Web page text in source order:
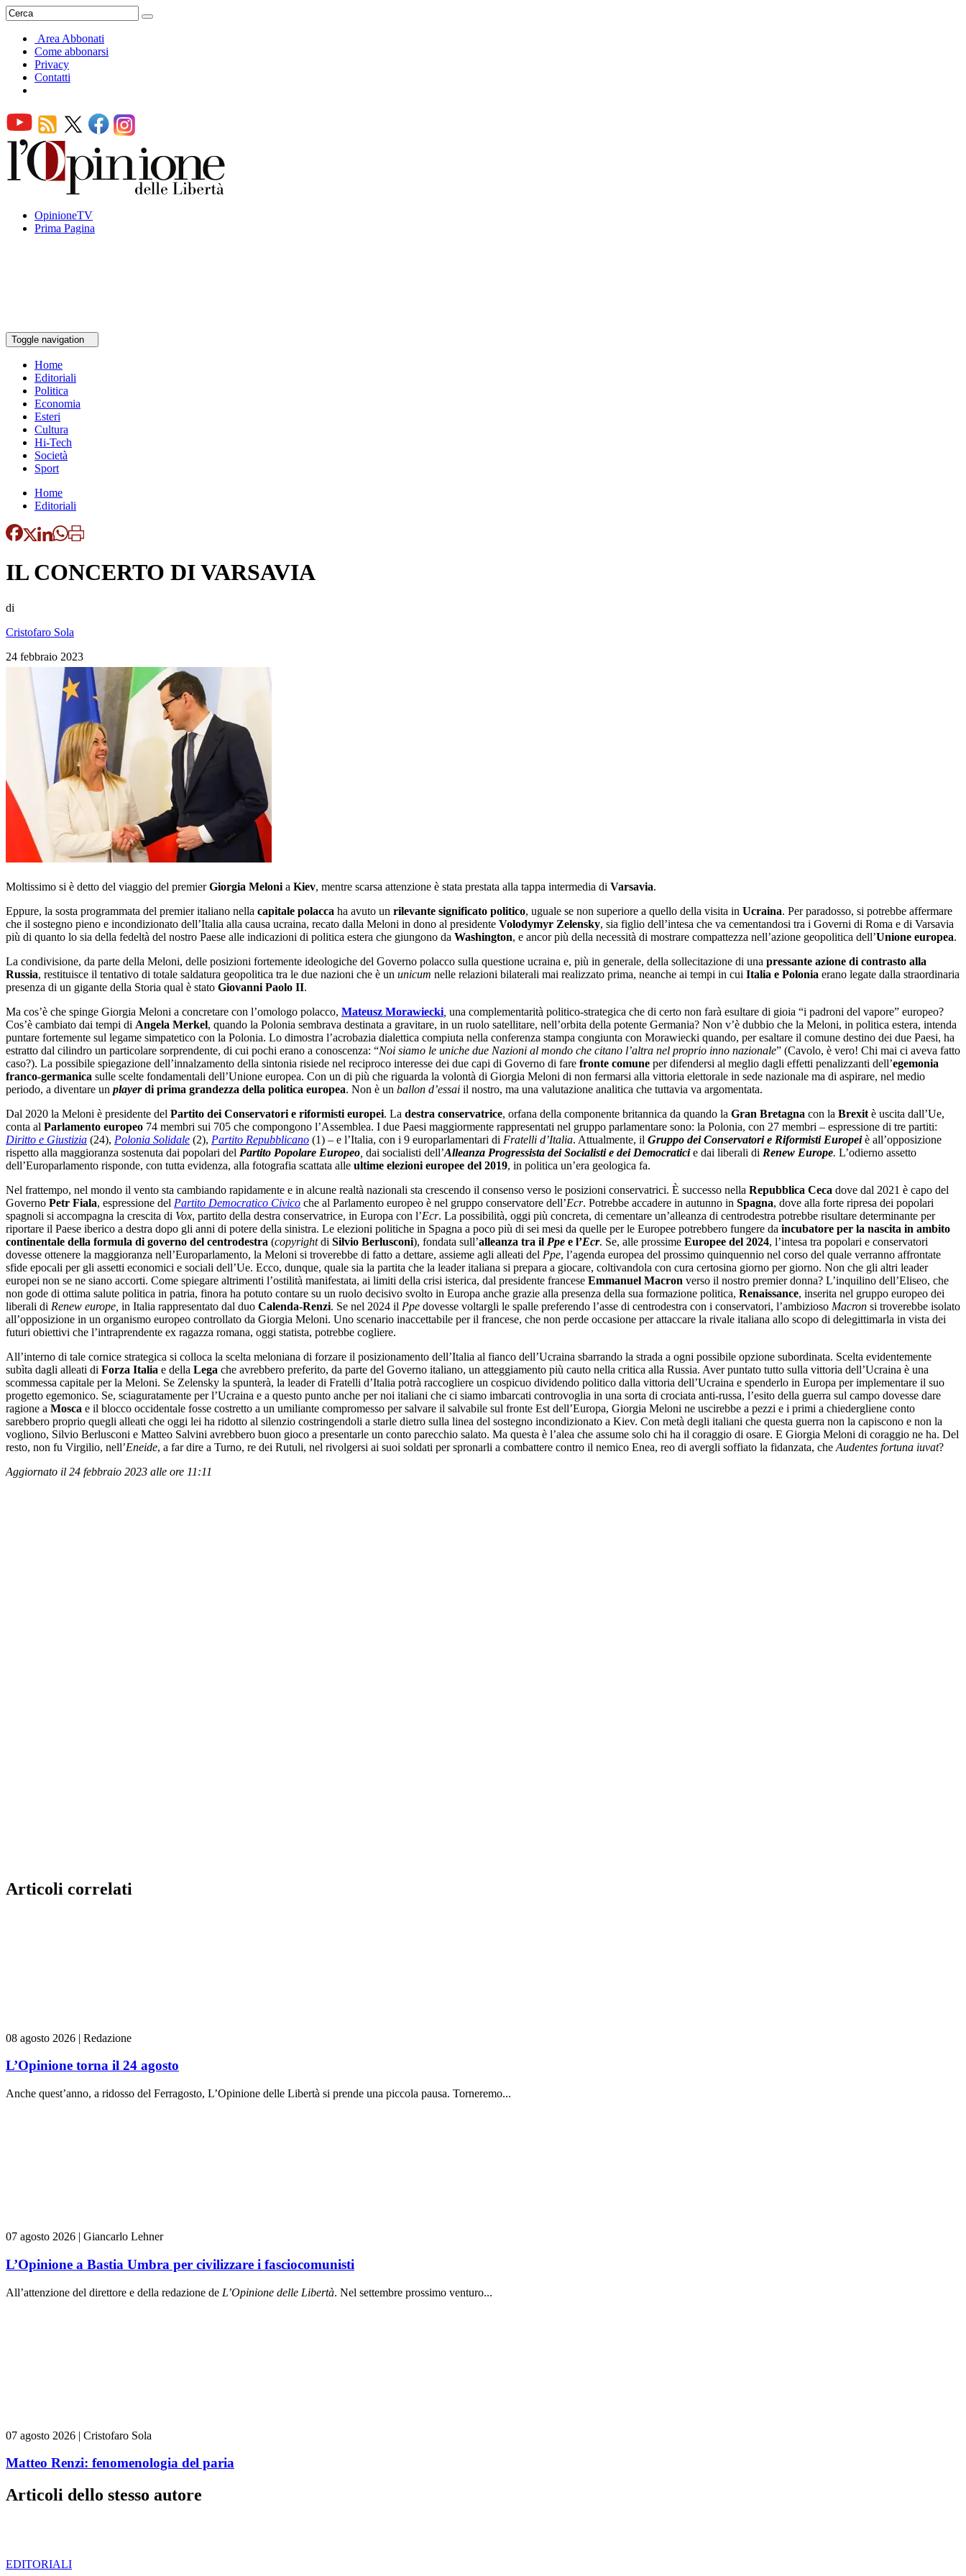
Area Abbonati
Come abbonarsi
Privacy
Contatti
OpinioneTV
Prima Pagina
Toggle navigation
Home
Editoriali
Politica
Economia
Esteri
Cultura
Hi-Tech
Società
Sport
Home
Editoriali
IL CONCERTO DI VARSAVIA
di
Cristofaro Sola
24 febbraio 2023
Moltissimo si è detto del viaggio del premierGiorgia Meloni a Kiev, mentre scarsa attenzione è stata prestata alla tappa intermedia di Varsavia.
Eppure, la sosta programmata del premier italiano nella capitale polacca ha avuto un rilevante significato politico, uguale se non superiore a quello della visita in Ucraina. Per paradosso, si potrebbe affermare
che il sostegno pieno e incondizionato dell’Italia alla causa ucraina, recato dalla Meloni in dono al presidente Volodymyr Zelensky, sia figlio dell’intesa che va cementandosi tra i Governi di Roma e di Varsavia
più di quanto lo sia della fedeltà del nostro Paese alle indicazioni di politica estera che giungono da Washington, e ancor più della necessità di mostrare compattezza nell’azione geopolitica dell’Unione europea.
La condivisione, da parte della Meloni, delle posizioni fortemente ideologiche del Governo polacco sulla questione ucraina e, più in generale, della sollecitazione di una pressante azione di contrasto alla
Russia, restituisce il tentativo di totale saldatura geopolitica tra le due nazioni che è un unicum nelle relazioni bilaterali mai realizzato prima, neanche ai tempi in cui Italia e Polonia erano legate dalla straordinaria
presenza di un gigante della Storia qual è stato Giovanni Paolo II.
Ma cos’è che spinge Giorgia Meloni a concretare con l’omologo polacco, Mateusz Morawiecki una complementarità politico-strategica che di certo non farà esultare di gioia “i padroni del vapore” europeo?
Cos’è cambiato dai tempi di Angela Merkel, quando la Polonia sembrava destinata a gravitare, in un ruolo satellitare, nell’orbita della potente Germania? Non v’è dubbio che la Meloni, in politica estera, intenda
puntare fortemente sul legame simpatetico con la Polonia. Lo dimostra l’acrobazia dialettica compiuta nella conferenza stampa congiunta con Morawiecki quando, per esaltare il comune destino dei due Paesi, ha
estratto dal cilindro un particolare sorprendente, di cui pochi erano a conoscenza: “Noi siamo le uniche due Nazioni al mondo che citano l’altra nel proprio inno nazionale” (Cavolo, è vero! Chi mai ci aveva fatto
caso?). La possibile spiegazione dell’innalzamento della sintonia risiede nel reciproco interesse dei due capi di Governo di fare fronte comune per difendersi al meglio dagli effetti penalizzanti dell’egemonia
franco-germanica sulle scelte fondamentali dell’Unione europea. Con un di più che riguarda la volontà di Giorgia Meloni di non fermarsi alla vittoria elettorale in sede nazionale ma di aspirare, nel medio
periodo, a diventare un playerdi prima grandezza della politica europea. Non è un ballon d’essai il nostro, ma una valutazione analitica che tuttavia va argomentata.
Dal 2020 la Meloni è presidente del Partito dei Conservatori e riformisti europei. La destra conservatrice, orfana della componente britannica da quando la Gran Bretagna con la Brexit è uscita dall’Ue,
conta al Parlamento europeo 74 membri sui 705 che compongono l’Assemblea. I due Paesi maggiormente rappresentati nel gruppo parlamentare sono: la Polonia, con 27 membri – espressione di tre partiti:
Diritto e Giustizia (24), Polonia Solidale (2), Partito Repubblicano (1) – e l’Italia, con i 9 europarlamentari di Fratelli d’Italia. Attualmente, il Gruppo dei Conservatori e Riformisti Europeiè all’opposizione
rispetto alla maggioranza sostenuta dai popolari del Partito Popolare Europeo dai socialisti dell’Alleanza Progressista dei Socialisti e dei Democraticie dai liberali di Renew Europe. L’odierno assetto
dell’Europarlamento risponde, con tutta evidenza, alla fotografia scattata alle ultime elezioni europee del 2019, in politica un’era geologica fa.
Nel frattempo, nel mondo il vento sta cambiando rapidamente e in alcune realtà nazionali sta crescendo il consenso verso le posizioni conservatrici. È successo nella Repubblica Ceca dove dal 2021 è capo del
Governo Petr Fiala, espressione del Partito Democratico Civico che al Parlamento europeo è nel gruppo conservatore dell’Ecr. Potrebbe accadere in autunno in Spagna, dove alla forte ripresa dei popolari
spagnoli si accompagna la crescita di Vox, partito della destra conservatrice, in Europa con l’Ecr. La possibilità, oggi più concreta, di cementare un’alleanza di centrodestra potrebbe risultare determinante per
riportare il Paese iberico a destra dopo gli anni di potere della sinistra. Le elezioni politiche in Spagna a poco più di sei mesi da quelle per le Europee potrebbero fungere da incubatore per la nascita in ambito
continentale della formula di governo del centrodestra (copyrightdi Silvio Berlusconi), fondata sull’alleanza tra il Ppe e l’Ecr. Se, alle prossime Europee del 2024, l’intesa tra popolari e conservatori
dovesse ottenere la maggioranza nell’Europarlamento, la Meloni si troverebbe di fatto a dettare, assieme agli alleati del Ppe, l’agenda europea del prossimo quinquennio nel corso del quale verranno affrontate
sfide epocali per gli assetti economici e sociali dell’Ue. Ecco, dunque, quale sia la partita che la leader italiana si prepara a giocare, coltivandola con cura certosina giorno per giorno. Non che gli altri leader
europei non se ne siano accorti. Come spiegare altrimenti l’ostilità manifestata, ai limiti della crisi isterica, dal presidente francese Emmanuel Macron verso il nostro premier donna? L’inquilino dell’Eliseo, che
non gode di ottima salute politica in patria, finora ha potuto contare su un ruolo decisivo svolto in Europa anche grazie alla presenza della sua formazione politica, Renaissance, inserita nel gruppo europeo dei
liberali di Renew europe, in Italia rappresentato dal duo Calenda-Renzi. Se nel 2024 il Ppe dovesse voltargli le spalle preferendo l’asse di centrodestra con i conservatori, l’ambizioso Macron si troverebbe isolato
all’opposizione in un organismo europeo controllato da Giorgia Meloni. Uno scenario inaccettabile per il francese, che non perde occasione per attaccare la rivale italiana allo scopo di delegittimarla in vista dei
futuri obiettivi che l’intraprendente ex ragazza romana, oggi statista, potrebbe cogliere.
All’interno di tale cornice strategica si colloca la scelta meloniana di forzare il posizionamento dell’Italia al fianco dell’Ucraina sbarrando la strada a ogni possibile opzione subordinata. Scelta evidentemente
subìta dagli alleati di Forza Italia e della Lega che avrebbero preferito, da parte del Governo italiano, un atteggiamento più cauto nella critica alla Russia. Aver puntato tutto sulla vittoria dell’Ucraina è una
scommessa capitale per la Meloni. Se Zelensky la spunterà, la leader di Fratelli d’Italia potrà raccogliere un cospicuo dividendo politico dalla vittoria dell’Ucraina e spenderlo in Europa per implementare il suo
progetto egemonico. Se, sciaguratamente per l’Ucraina e a questo punto anche per noi italiani che ci siamo imbarcati controvoglia in una sorta di crociata anti-russa, l’esito della guerra sul campo dovesse dare
ragione a Mosca e il blocco occidentale fosse costretto a un umiliante compromesso per salvare il salvabile sul fronte Est dell’Europa, Giorgia Meloni ne uscirebbe a pezzi e i primi a chiedergliene conto
sarebbero proprio quegli alleati che oggi lei ha ridotto al silenzio costringendoli a starle dietro sulla linea del sostegno incondizionato a Kiev. Con metà degli italiani che questa guerra non la capiscono e non la
vogliono, Silvio Berlusconi e Matteo Salvini avrebbero buon gioco a presentarle un conto parecchio salato. Ma questa è l’alea che assume solo chi ha il coraggio di osare. E Giorgia Meloni di coraggio ne ha. Del
resto, non fu Virgilio, nell’Eneide, a far dire a Turno, re dei Rutuli, nel rivolgersi ai suoi soldati per spronarli a combattere contro il nemico Enea, reo di avergli soffiato la fidanzata, che Audentes fortuna iuvat?
Aggiornato il 24 febbraio 2023 alle ore 11:11
Articoli correlati
08 agosto 2026 | Redazione
L’Opinione torna il 24 agosto
Anche quest’anno, a ridosso del Ferragosto, L’Opinione delle Libertà si prende una piccola pausa. Torneremo...
07 agosto 2026 | Giancarlo Lehner
L’Opinione a Bastia Umbra per civilizzare i fasciocomunisti
All’attenzione del direttore e della redazione de L’Opinione delle Libertà. Nel settembre prossimo venturo...
07 agosto 2026 | Cristofaro Sola
Matteo Renzi: fenomenologia del paria
Articoli dello stesso autore
EDITORIALI